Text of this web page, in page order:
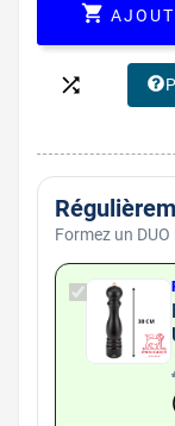


Formez un DUO